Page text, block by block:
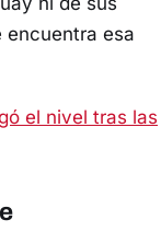
encuentra esa
el nivel tras las